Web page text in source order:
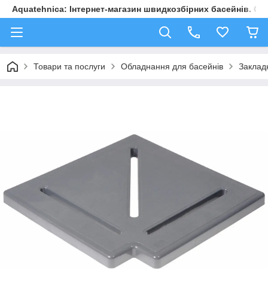
Aquatehnica: Інтернет-магазин швидкозбірних басейнів.
Товари та послуги Обладнання для басейнів